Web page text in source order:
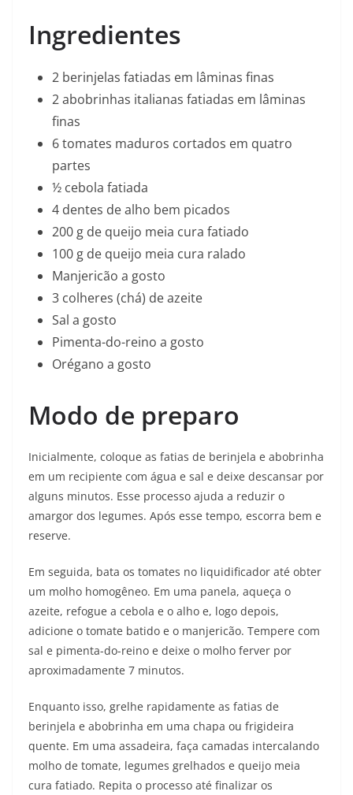
Ingredientes
2 berinjelas fatiadas em lâminas finas
2 abobrinhas italianas fatiadas em lâminas
finas
6 tomates maduros cortados em quatro
partes
½ cebola fatiada
4 dentes de alho bem picados
200 g de queijo meia cura fatiado
100 g de queijo meia cura ralado
Manjericão a gosto
3 colheres (chá) de azeite
Sal a gosto
Pimenta-do-reino a gosto
Orégano a gosto
Modo de preparo
Inicialmente, coloque as fatias de berinjela e abobrinha
em um recipiente com água e sal e deixe descansar por
alguns minutos. Esse processo ajuda a reduzir o
amargor dos legumes. Após esse tempo, escorra bem e
reserve.
Em seguida, bata os tomates no liquidificador até obter
um molho homogêneo. Em uma panela, aqueça o
azeite, refogue a cebola e o alho e, logo depois,
adicione o tomate batido e o manjericão. Tempere com
sal e pimenta-do-reino e deixe o molho ferver por
aproximadamente 7 minutos.
Enquanto isso, grelhe rapidamente as fatias de
berinjela e abobrinha em uma chapa ou frigideira
quente. Em uma assadeira, faça camadas intercalando
molho de tomate, legumes grelhados e queijo meia
cura fatiado. Repita o processo até finalizar os